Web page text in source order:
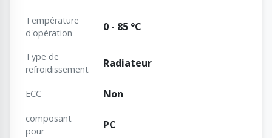
Température
d'opération
0 - 85 °C
Type de
refroidissement
Radiateur
ECC Non
composant
pour
PC